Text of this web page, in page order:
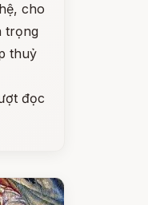
cho
trọng
thuỷ
đọc